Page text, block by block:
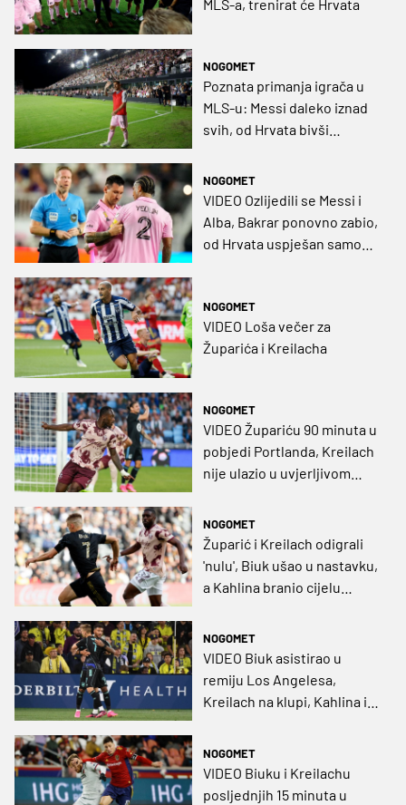
MLS-a, trenirat će Hrvata
NOGOMET
Poznata primanja igrača u
MLS-u: Messi daleko iznad
svih, od Hrvata bivši
NOGOMET
VIDEO Ozlijedili se Messi i
Alba, Bakrar ponovno zabio,
od Hrvata uspješan samo
NOGOMET
VIDEO Loša večer za
Župarića i Kreilacha
NOGOMET
VIDEO Župariću 90 minuta u
pobjedi Portlanda, Kreilach
nije ulazio u uvjerljivom
NOGOMET
Župarić i Kreilach odigrali
'nulu', Biuk ušao u nastavku,
a Kahlina branio cijelu
NOGOMET
VIDEO Biuk asistirao u
remiju Los Angelesa,
Kreilach na klupi, Kahlina i
NOGOMET
VIDEO Biuku i Kreilachu
posljednjih 15 minuta u